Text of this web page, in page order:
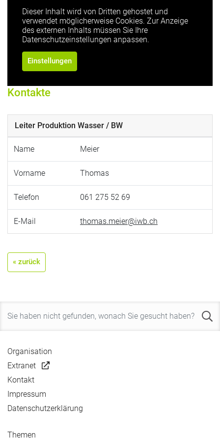
Dieser Inhalt wird von Dritten gehostet und
verwendet möglicherweise Cookies. Zur Anzeige
des externen Inhalts müssen Sie Ihre
Datenschutzeinstellungen anpassen.
Einstellungen
Kontakte
Leiter Produktion Wasser / BW
Name Meier
Vorname Thomas
Telefon 061 275 52 69
E-Mail thomas.meier@iwb.ch
« zurück
Organisation
Extranet
Kontakt
Impressum
Datenschutzerklärung
Themen